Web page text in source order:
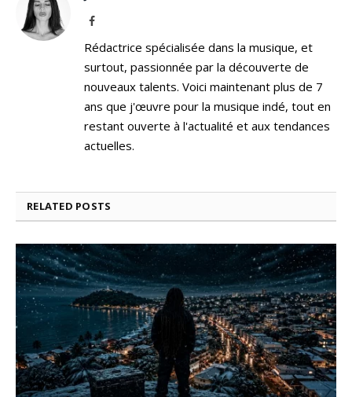
Facebook
Rédactrice spécialisée dans la musique, et
surtout, passionnée par la découverte de
nouveaux talents. Voici maintenant plus de 7
ans que j'œuvre pour la musique indé, tout en
restant ouverte à l'actualité et aux tendances
actuelles.
RELATED POSTS